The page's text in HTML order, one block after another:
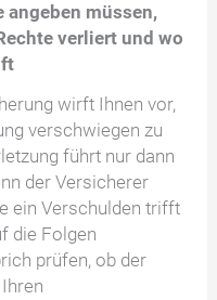
angeben müssen,
verliert und wo
wirft Ihnen vor,
verschwiegen zu
führt nur dann
der Versicherer
ein Verschulden trifft
die Folgen
prüfen, ob der